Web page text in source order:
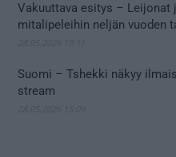
Vakuuttava esitys – Leijonat
mitalipeleihin neljän vuoden
Suomi – Tshekki näkyy
stream